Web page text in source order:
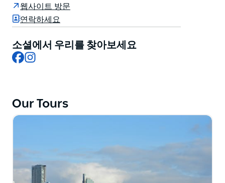
20년 넘게 이 선박은 시드니 항구를 순항하며 고객에게
가장 기억에 남는 경험을 제공해 왔습니다. 헌신적이고 전
을 안내하고 귀하에게 합당한 서비스를 제공할 것입니다.
시드니 프린세스 크루즈는 개인 또는 기업 등 다양한 투어
웹사이트 방문
연락하세요
소셜에서 우리를 찾아보세요
Facebook
Our Tours